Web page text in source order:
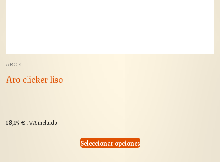
AROS
Aro clicker liso
18,15€ IVA incluido
Seleccionar opciones